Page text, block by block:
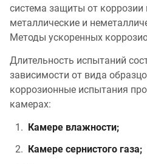
система защиты от
металлические и
Методы ускоренных
Длительность испытаний
зависимости от вида
коррозионные испытания
камерах:
Камере влажности;
Камере сернистого газа;